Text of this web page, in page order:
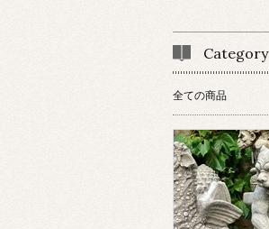
Category
全ての商品